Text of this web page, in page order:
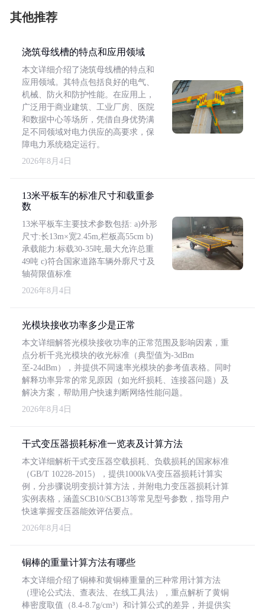
其他推荐
浇筑母线槽的特点和应用领域
本文详细介绍了浇筑母线槽的特点和
应用领域。其特点包括良好的电气、
机械、防火和防护性能。在应用上，
广泛用于商业建筑、工业厂房、医院
和数据中心等场所，凭借自身优势满
足不同领域对电力供应的高要求，保
障电力系统稳定运行。
2026年8月4日
13米平板车的标准尺寸和载重参
数
13米平板车主要技术参数包括: a)外形
尺寸:长13m×宽2.45m,栏板高55cm b)
承载能力:标载30-35吨,最大允许总重
49吨 c)符合国家道路车辆外廓尺寸及
轴荷限值标准
2026年8月4日
光模块接收功率多少是正常
本文详细解答光模块接收功率的正常范围及影响因素，重
点分析千兆光模块的收光标准（典型值为-3dBm
至-24dBm），并提供不同速率光模块的参考值表格。同时
解释功率异常的常见原因（如光纤损耗、连接器问题）及
解决方案，帮助用户快速判断网络性能问题。
2026年8月4日
干式变压器损耗标准一览表及计算方法
本文详细解析干式变压器空载损耗、负载损耗的国家标准
（GB/T 10228-2015），提供1000kVA变压器损耗计算实
例，分步骤说明变损计算方法，并附电力变压器损耗计算
实例表格，涵盖SCB10/SCB13等常见型号参数，指导用户
快速掌握变压器能效评估要点。
2026年8月4日
铜棒的重量计算方法有哪些
本文详细介绍了铜棒和黄铜棒重量的三种常用计算方法
（理论公式法、查表法、在线工具法），重点解析了黄铜
棒密度取值（8.4-8.7g/cm³）和计算公式的差异，并提供实